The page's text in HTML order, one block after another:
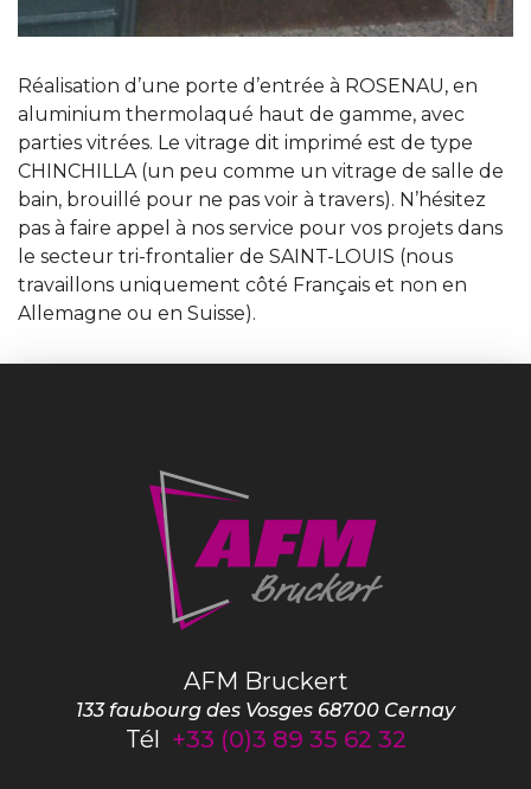
Réalisation d’une porte d’entrée à ROSENAU, en
aluminium thermolaqué haut de gamme, avec
parties vitrées. Le vitrage dit imprimé est de type
CHINCHILLA (un peu comme un vitrage de salle de
bain, brouillé pour ne pas voir à travers). N’hésitez
pas à faire appel à nos service pour vos projets dans
le secteur tri-frontalier de SAINT-LOUIS (nous
travaillons uniquement côté Français et non en
Allemagne ou en Suisse).
AFM Bruckert
133 faubourg des Vosges 68700 Cernay
Tél +33 (0)3 89 35 62 32